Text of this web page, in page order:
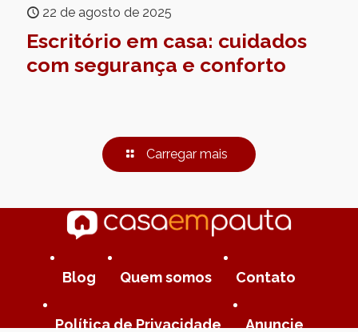
22 de agosto de 2025
Escritório em casa: cuidados
com segurança e conforto
Carregar mais
Blog Quem somos Contato
Política de Privacidade Anuncie